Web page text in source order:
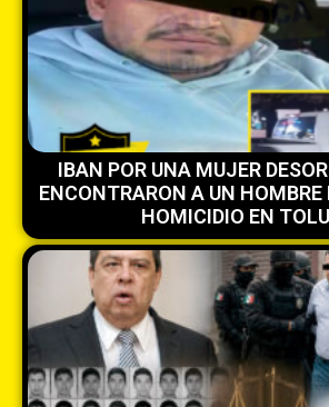
IBAN POR UNA MUJER
ENCONTRARON A UN HOMBRE
HOMICIDIO EN